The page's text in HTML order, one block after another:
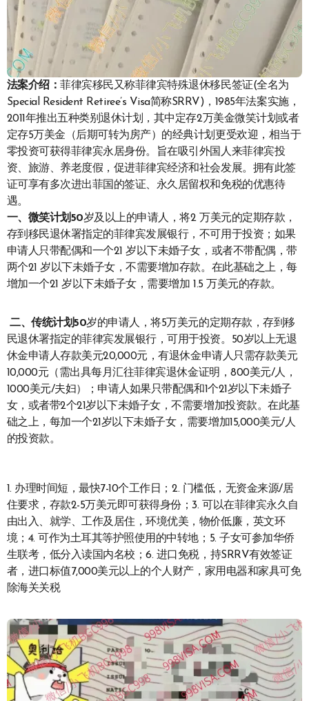
法案介绍：菲律宾移民又称菲律宾特殊退休移民签证(全名为
Special Resident Retiree’s Visa简称SRRV)，1985年法案实施，
2011年推出五种类别退休计划，其中定存2万美金微笑计划或者
定存5万美金（后期可转为房产）的经典计划更受欢迎，相当于
零投资可获得菲律宾永居身份。旨在吸引外国人来菲律宾投
资、旅游、养老度假，促进菲律宾经济和社会发展。拥有此签
证可享有多次进出菲国的签证、永久居留权和免税的优惠待
遇。
一、 微笑计划50岁及以上的申请人，将2 万美元的定期存款，
存到移民退休署指定的菲律宾发展银行，不可用于投资；如果
申请人只带配偶和一个21 岁以下未婚子女，或者不带配偶，带
两个21 岁以下未婚子女，不需要增加存款。在此基础之上，每
增加一个21 岁以下未婚子女，需要增加 1.5 万美元的存款。
二、传统计划50岁的申请人，将5万美元的定期存款，存到移
民退休署指定的菲律宾发展银行，可用于投资。50岁以上无退
休金申请人存款美元20,000元，有退休金申请人只需存款美元
10,000元（需出具每月汇往菲律宾退休金证明，800美元/人，
1000美元/夫妇）；申请人如果只带配偶和1个21岁以下未婚子
女，或者带2个21岁以下未婚子女，不需要增加投资款。在此基
础之上，每加一个21岁以下未婚子女，需要增加15,000美元/人
的投资款。
1. 办理时间短，最快7-10个工作日；2. 门槛低，无资金来源/居
住要求，存款2-5万美元即可获得身份；3. 可以在菲律宾永久自
由出入、就学、工作及居住，环境优美，物价低廉，英文环
境；4. 可作为土耳其等护照使用的中转地；5. 子女可参加华侨
生联考，低分入读国内名校；6. 进口免税，持SRRV有效签证
者，进口标值7,000美元以上的个人财产，家用电器和家具可免
除海关关税